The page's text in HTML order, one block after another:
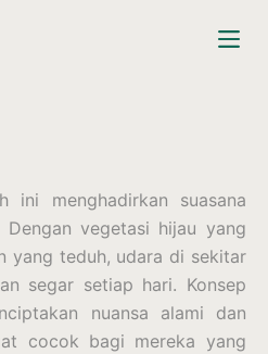
ini menghadirkan suasana
vegetasi hijau yang
yang teduh, udara di sekitar
segar setiap hari. Konsep
nuansa alami dan
cocok bagi mereka yang